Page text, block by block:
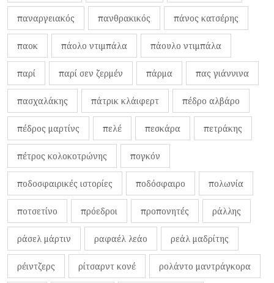
παναργειακός πανθρακικός πάνος κατσέρης
παοκ πάολο ντιμπάλα πάουλο ντιμπάλα
παρί παρί σεν ζερμέν πάρμα πας γιάννινα
πασχαλάκης πάτρικ κλάιφερτ πέδρο αλβάρο
πέδρος μαρτίνς πελέ πεσκάρα πετράκης
πέτρος κολοκοτρώνης πογκόν
ποδοσφαιρικές ιστορίες ποδόσφαιρο πολωνία
ποτσετίνο πρόεδροι προπονητές ράλλης
ράσελ μάρτιν ραφαέλ λεάο ρεάλ μαδρίτης
ρέιντζερς ρίτσαρντ κονέ ρολάντο μαντράγκορα